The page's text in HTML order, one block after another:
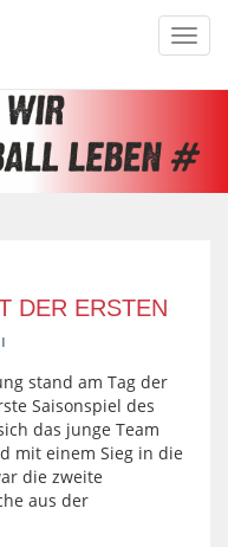
DER ERSTEN
stand am Tag der
Saisonspiel des
das junge Team
mit einem Sieg in die
die zweite
aus der